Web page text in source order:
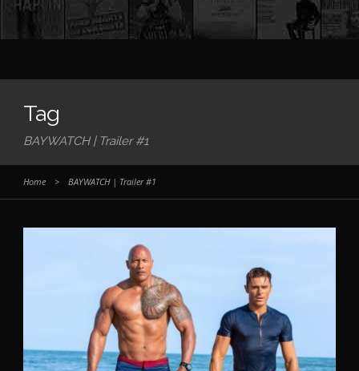
Tag
BAYWATCH | Trailer #1
Home > BAYWATCH | Trailer #1